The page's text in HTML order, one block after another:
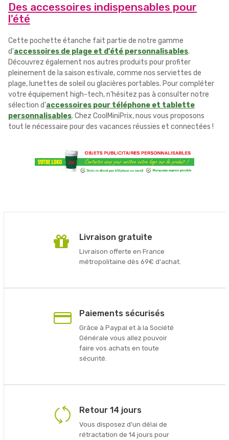
Des accessoires indispensables pour
l'été
Cette pochette étanche fait partie de notre gamme
d'accessoires de plage et d'été personnalisables.
Découvrez également nos autres produits pour profiter
pleinement de la saison estivale, comme nos serviettes de
plage, lunettes de soleil ou glacières portables. Pour compléter
votre équipement high-tech, n'hésitez pas à consulter notre
sélection d'accessoires pour téléphone et tablette
personnalisables. Chez CoolMiniPrix, nous vous proposons
tout le nécessaire pour des vacances réussies et connectées !
Livraison gratuite
Livraison offerte en France
métropolitaine dès 69€ d'achat.
Paiements sécurisés
Grâce à Paypal et à la Société
Générale vous allez pouvoir
faire vos achats en toute
sécurité.
Retour 14 jours
Vous disposez d'un délai de
rétractation de 14 jours pour